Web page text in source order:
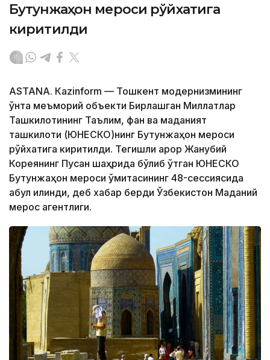
Бутунжаҳон мероси рўйхатига
киритилди
ASTANА. Кazinform — Тошкент модернизмининг
ўнта меъморий объекти Бирлашган Миллатлар
Ташкилотининг Таълим, фан ва маданият
ташкилоти (ЮНEСКО)нинг Бутунжаҳон мероси
рўйхатига киритилди. Тегишли қарор Жанубий
Кореянинг Пусан ​​шаҳрида бўлиб ўтган ЮНEСКО
Бутунжаҳон мероси қўмитасининг 48-сессиясида
қабул қилинди, деб хабар берди Ўзбекистон Маданий
мерос агентлиги.